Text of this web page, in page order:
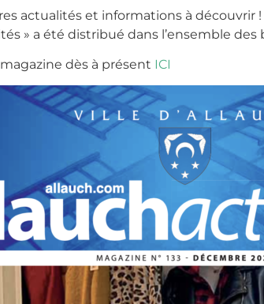
actualités et informations à découvrir !
» a été distribué dans l’ensemble
dès à présent ICI